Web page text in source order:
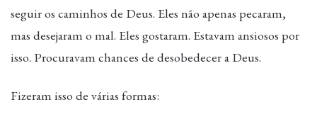
seguir os caminhos de Deus. Eles não apenas pecaram,
mas desejaram o mal. Eles gostaram. Estavam ansiosos por
isso. Procuravam chances de desobedecer a Deus.
Fizeram isso de várias formas: